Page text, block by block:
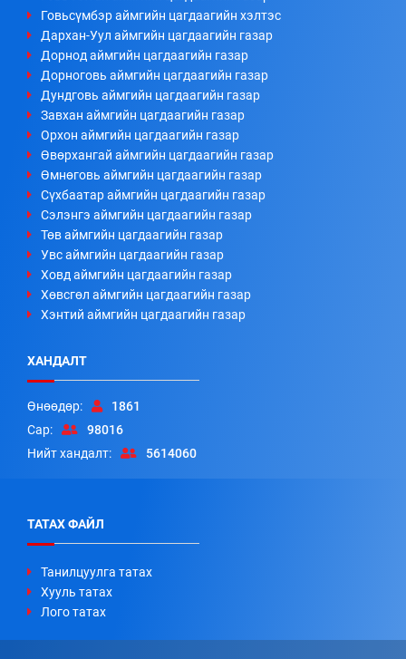
Говьсүмбэр аймгийн цагдаагийн хэлтэс
Дархан-Уул аймгийн цагдаагийн газар
Дорнод аймгийн цагдаагийн газар
Дорноговь аймгийн цагдаагийн газар
Дундговь аймгийн цагдаагийн газар
Завхан аймгийн цагдаагийн газар
Орхон аймгийн цагдаагийн газар
Өвөрхангай аймгийн цагдаагийн газар
Өмнөговь аймгийн цагдаагийн газар
Сүхбаатар аймгийн цагдаагийн газар
Сэлэнгэ аймгийн цагдаагийн газар
Төв аймгийн цагдаагийн газар
Увс аймгийн цагдаагийн газар
Ховд аймгийн цагдаагийн газар
Хөвсгөл аймгийн цагдаагийн газар
Хэнтий аймгийн цагдаагийн газар
ХАНДАЛТ
Өнөөдөр:
1861
Сар:
98016
Нийт хандалт:
5614060
ТАТАХ ФАЙЛ
Танилцуулга татах
Хууль татах
Лого татах